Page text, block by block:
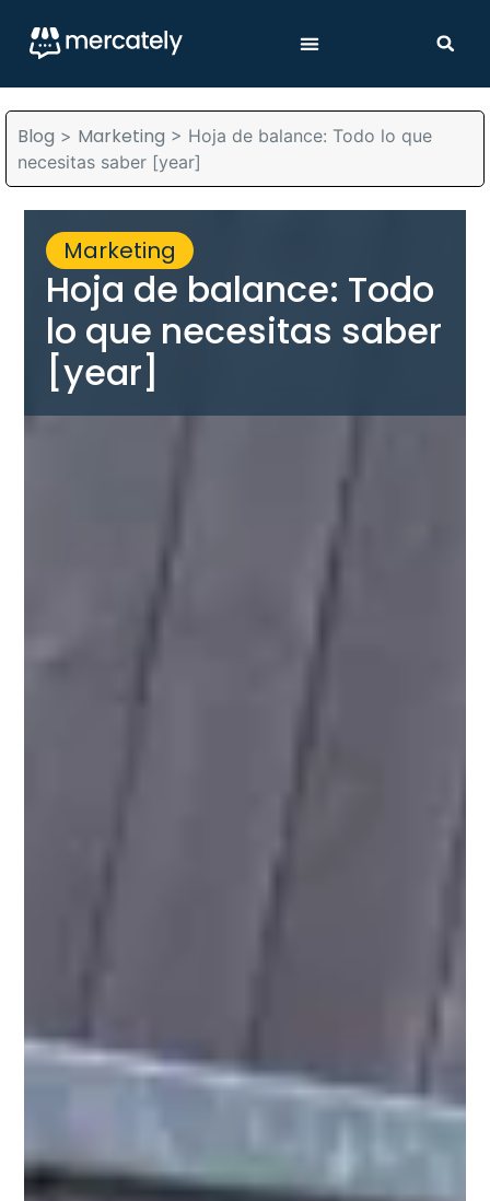
Blog > Marketing > Hoja de balance: Todo lo que
necesitas saber [year]
Marketing
Hoja de balance: Todo
lo que necesitas saber
[year]